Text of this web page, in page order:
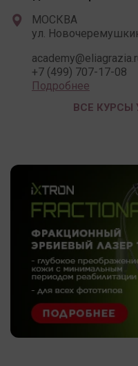
МОСКВА
ул.
+7 (499) 707-17-08
Подробнее
ВСЕ КУРСЫ